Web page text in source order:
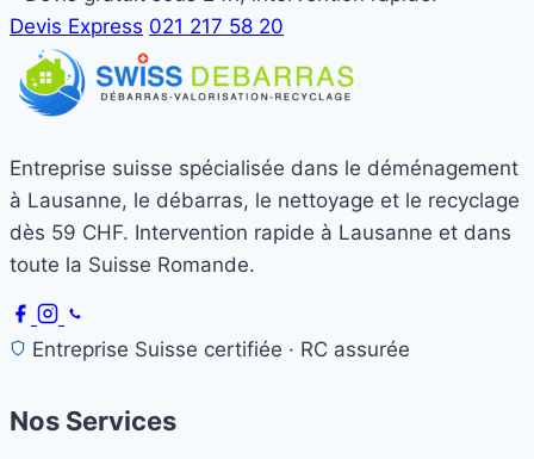
Devis Express 021 217 58 20
Entreprise suisse spécialisée dans le déménagement
à Lausanne, le débarras, le nettoyage et le recyclage
dès 59 CHF. Intervention rapide à Lausanne et dans
toute la Suisse Romande.
Entreprise Suisse certifiée · RC assurée
Nos Services